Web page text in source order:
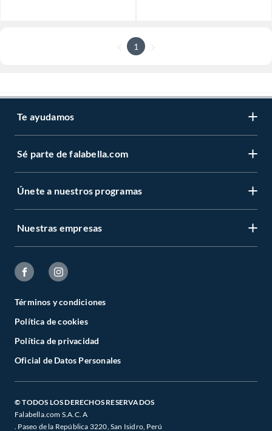
1
Te ayudamos
Sé parte de falabella.com
Únete a nuestros programas
Nuestras empresas
Términos y condiciones
Política de cookies
Política de privacidad
Oficial de Datos Personales
© TODOS LOS DERECHOS RESERVADOS
Falabella.com S.A.C. A
. Paseo de la República 3220, San Isidro, Perú